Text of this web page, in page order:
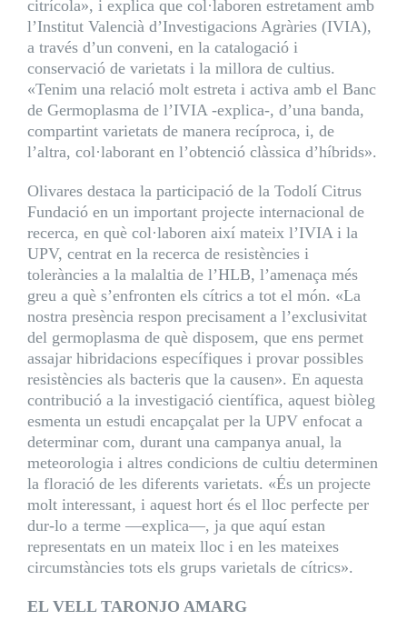
citrícola», i explica que col·laboren estretament amb
l’Institut Valencià d’Investigacions Agràries (IVIA),
a través d’un conveni, en la catalogació i
conservació de varietats i la millora de cultius.
«Tenim una relació molt estreta i activa amb el Banc
de Germoplasma de l’IVIA -explica-, d’una banda,
compartint varietats de manera recíproca, i, de
l’altra, col·laborant en l’obtenció clàssica d’híbrids».
Olivares destaca la participació de la Todolí Citrus
Fundació en un important projecte internacional de
recerca, en què col·laboren així mateix l’IVIA i la
UPV, centrat en la recerca de resistències i
toleràncies a la malaltia de l’HLB, l’amenaça més
greu a què s’enfronten els cítrics a tot el món. «La
nostra presència respon precisament a l’exclusivitat
del germoplasma de què disposem, que ens permet
assajar hibridacions específiques i provar possibles
resistències als bacteris que la causen». En aquesta
contribució a la investigació científica, aquest biòleg
esmenta un estudi encapçalat per la UPV enfocat a
determinar com, durant una campanya anual, la
meteorologia i altres condicions de cultiu determinen
la floració de les diferents varietats. «És un projecte
molt interessant, i aquest hort és el lloc perfecte per
dur-lo a terme —explica—, ja que aquí estan
representats en un mateix lloc i en les mateixes
circumstàncies tots els grups varietals de cítrics».
EL VELL TARONJO AMARG